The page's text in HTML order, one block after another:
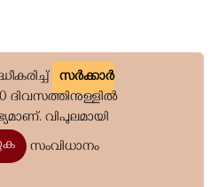
സർക്കാർ
ദിവസത്തിനുള്ളിൽ
വിപുലമായി
സംവിധാനം